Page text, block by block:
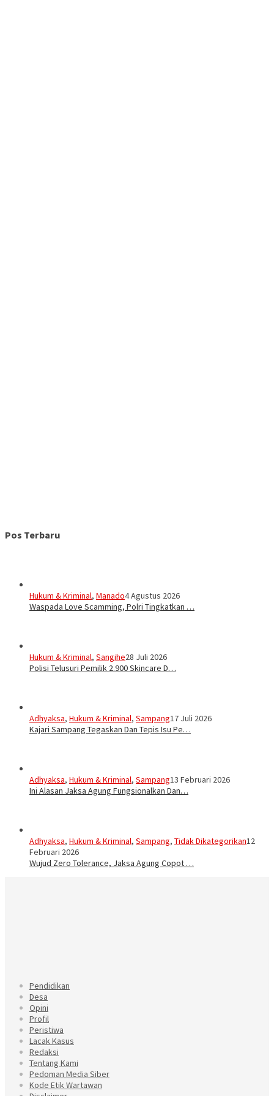
Pos Terbaru
Hukum & Kriminal, Manado4 Agustus 2026
Waspada Love Scamming, Polri Tingkatkan …
Hukum & Kriminal, Sangihe28 Juli 2026
Polisi Telusuri Pemilik 2.900 Skincare D…
Adhyaksa, Hukum & Kriminal, Sampang17 Juli 2026
Kajari Sampang Tegaskan Dan Tepis Isu Pe…
Adhyaksa, Hukum & Kriminal, Sampang13 Februari 2026
Ini Alasan Jaksa Agung Fungsionalkan Dan…
Adhyaksa, Hukum & Kriminal, Sampang, Tidak Dikategorikan12
Februari 2026
Wujud Zero Tolerance, Jaksa Agung Copot …
Pendidikan
Desa
Opini
Profil
Peristiwa
Lacak Kasus
Redaksi
Tentang Kami
Pedoman Media Siber
Kode Etik Wartawan